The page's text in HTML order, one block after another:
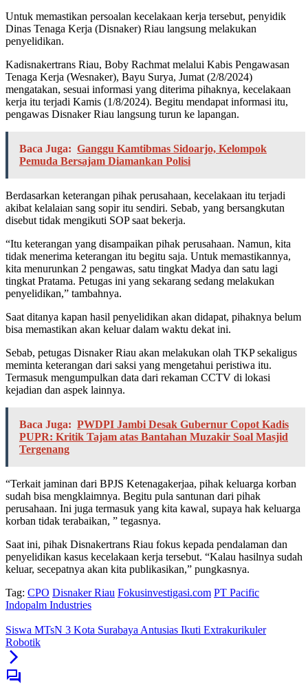
Untuk memastikan persoalan kecelakaan kerja tersebut, penyidik
Dinas Tenaga Kerja (Disnaker) Riau langsung melakukan
penyelidikan.
Kadisnakertrans Riau, Boby Rachmat melalui Kabis Pengawasan
Tenaga Kerja (Wesnaker), Bayu Surya, Jumat (2/8/2024)
mengatakan, sesuai informasi yang diterima pihaknya, kecelakaan
kerja itu terjadi Kamis (1/8/2024). Begitu mendapat informasi itu,
pengawas Disnaker Riau langsung turun ke lapangan.
Baca Juga: Ganggu Kamtibmas Sidoarjo, Kelompok
Pemuda Bersajam Diamankan Polisi
Berdasarkan keterangan pihak perusahaan, kecelakaan itu terjadi
akibat kelalaian sang sopir itu sendiri. Sebab, yang bersangkutan
disebut tidak mengikuti SOP saat bekerja.
“Itu keterangan yang disampaikan pihak perusahaan. Namun, kita
tidak menerima keterangan itu begitu saja. Untuk memastikannya,
kita menurunkan 2 pengawas, satu tingkat Madya dan satu lagi
tingkat Pratama. Petugas ini yang sekarang sedang melakukan
penyelidikan,” tambahnya.
Saat ditanya kapan hasil penyelidikan akan didapat, pihaknya belum
bisa memastikan akan keluar dalam waktu dekat ini.
Sebab, petugas Disnaker Riau akan melakukan olah TKP sekaligus
meminta keterangan dari saksi yang mengetahui peristiwa itu.
Termasuk mengumpulkan data dari rekaman CCTV di lokasi
kejadian dan aspek lainnya.
Baca Juga: PWDPI Jambi Desak Gubernur Copot Kadis
PUPR: Kritik Tajam atas Bantahan Muzakir Soal Masjid
Tergenang
“Terkait jaminan dari BPJS Ketenagakerjaa, pihak keluarga korban
sudah bisa mengklaimnya. Begitu pula santunan dari pihak
perusahaan. Ini juga termasuk yang kita kawal, supaya hak keluarga
korban tidak terabaikan, ” tegasnya.
Saat ini, pihak Disnakertrans Riau fokus kepada pendalaman dan
penyelidikan kasus kecelakaan kerja tersebut. “Kalau hasilnya sudah
keluar, secepatnya akan kita publikasikan,” pungkasnya.
Tag: CPO Disnaker Riau Fokusinvestigasi.com PT Pacific
Indopalm Industries
Siswa MTsN 3 Kota Surabaya Antusias Ikuti Extrakurikuler
Robotik